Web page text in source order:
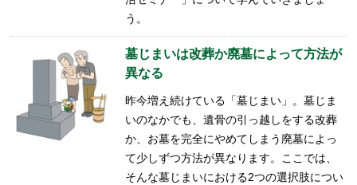
う。
墓じまいは改葬か廃墓によって方法が
異なる
昨今増え続けている「墓じまい」。墓じま
いのなかでも、遺骨の引っ越しをする改葬
か、お墓を完全にやめてしまう廃墓によっ
て少しずつ方法が異なります。ここでは、
そんな墓じまいにおける2つの選択肢につい